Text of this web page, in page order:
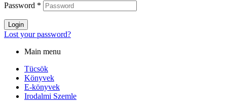
Password *
Login
Lost your password?
Main menu
Tücsök
Könyvek
E-könyvek
Irodalmi Szemle